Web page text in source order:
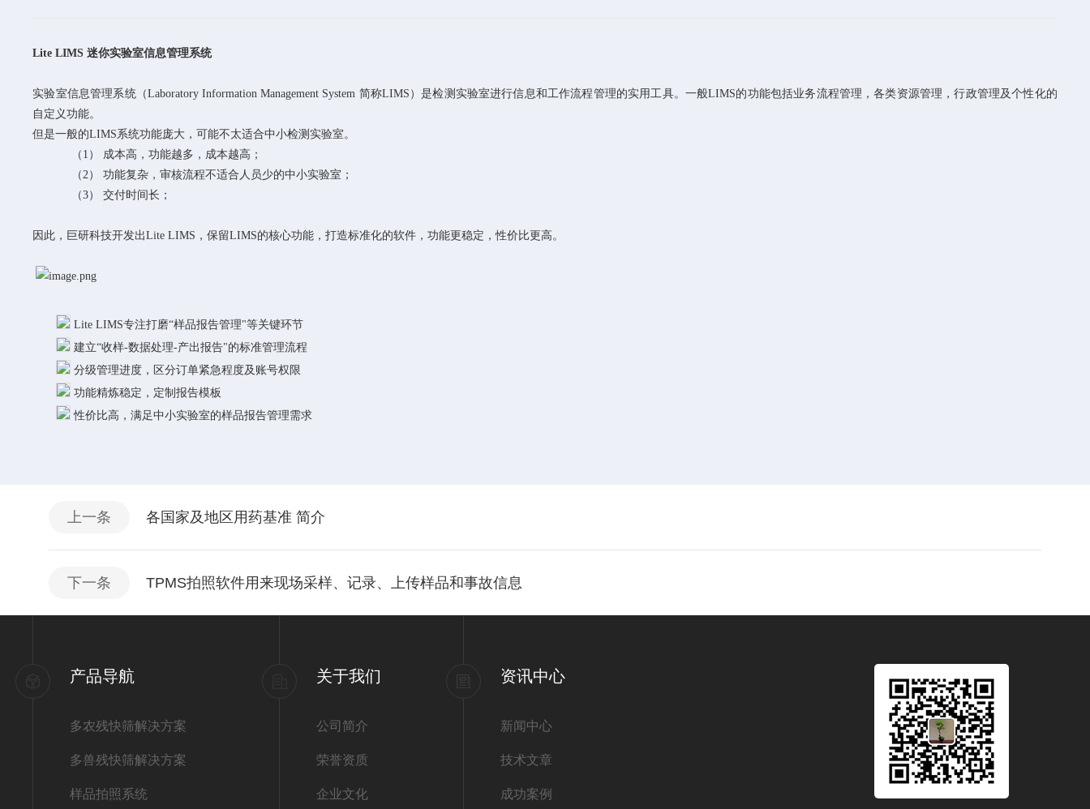
Lite LIMS迷你实验室信息管理系统
实验室信息管理系统（Laboratory Information Management System 简称LIMS）是检测实验室进行信息和工作流程管理的实用工具。 一般LIMS的功能包括业务流程管理，各类资源管理，行政管理及个性化的
自定义功能。
但是一般的LIMS系统功能庞大，可能不太适合中小检测实验室。
（1） 成本高，功能越多，成本越高；
（2）功能复杂，审核流程不适合人员少的中小实验室；
（3）交付时间长；
因此，巨研科技开发出Lite LIMS ，保留LIMS的核心功能，打造标准化的软件，功能更稳定，性价比更高。
Lite LIMS专注打磨“样品报告管理"等关键环节
建立“收样-数据处理-产出报告"的标准管理流程
分级管理进度，区分订单紧急程度及账号权限
功能精炼稳定，定制报告模板
性价比高，满足中小实验室的样品报告管理需求
上一条 各国家及地区用药基准 简介
下一条 TPMS拍照软件用来现场采样、记录、上传样品和事故信息
产品导航
多农残快筛解决方案
多兽残快筛解决方案
样品拍照系统
关于我们
公司简介
荣誉资质
企业文化
资讯中心
新闻中心
技术文章
成功案例